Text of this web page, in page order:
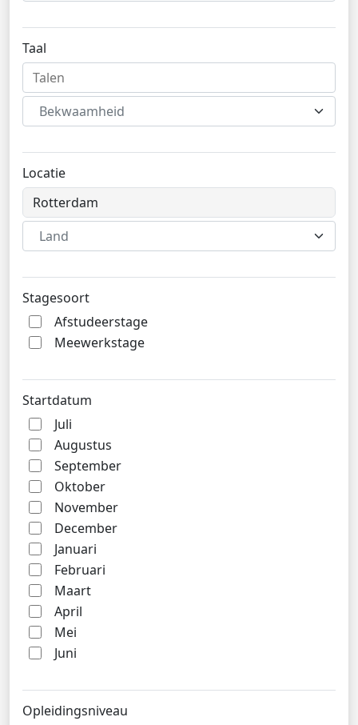
Taal
Bekwaamheid
Locatie
Land
Stagesoort
Afstudeerstage
Meewerkstage
Startdatum
Juli
Augustus
September
Oktober
November
December
Januari
Februari
Maart
April
Mei
Juni
Opleidingsniveau